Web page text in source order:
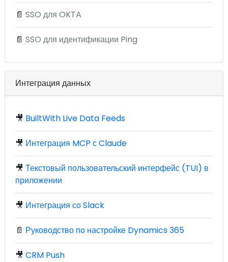
📄 SSO для OKTA
📄 SSO для идентификации Ping
Интеграция данных
🎥 BuiltWith Live Data Feeds
🎥 Интеграция MCP с Claude
🎥 Текстовый пользовательский интерфейс (TUI) в
приложении
🎥 Интеграция со Slack
📄 Руководство по настройке Dynamics 365
🎥 CRM Push